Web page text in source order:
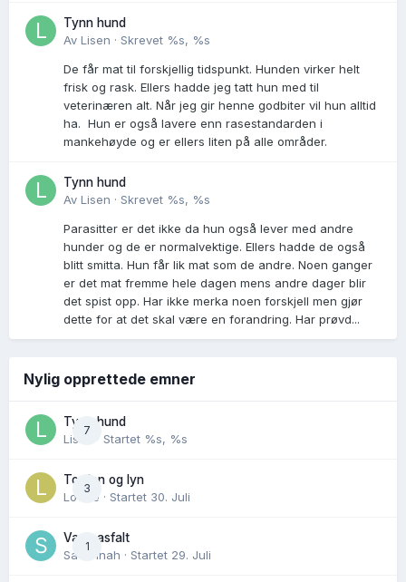
Tynn hund
Av Lisen · Skrevet %s, %s
De får mat til forskjellig tidspunkt. Hunden virker helt
frisk og rask. Ellers hadde jeg tatt hun med til
veterinæren alt. Når jeg gir henne godbiter vil hun alltid
ha. Hun er også lavere enn rasestandarden i
mankehøyde og er ellers liten på alle områder.
Tynn hund
Av Lisen · Skrevet %s, %s
Parasitter er det ikke da hun også lever med andre
hunder og de er normalvektige. Ellers hadde de også
blitt smitta. Hun får lik mat som de andre. Noen ganger
er det mat fremme hele dagen mens andre dager blir
det spist opp. Har ikke merka noen forskjell men gjør
dette for at det skal være en forandring. Har prøvd...
Nylig opprettede emner
7
Tynn hund
Lisen
· Startet %s, %s
3
Torden og lyn
Lovise · Startet 30. Juli
1
Varm asfalt
Savannah · Startet 29. Juli